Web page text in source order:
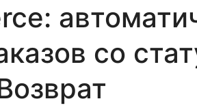
со